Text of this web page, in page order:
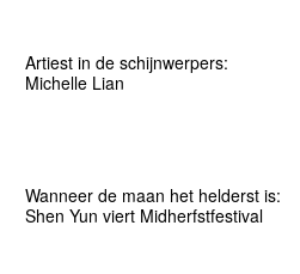
Artiest in de schijnwerpers:
Michelle Lian
Wanneer de maan het helderst is:
Shen Yun viert Midherfstfestival